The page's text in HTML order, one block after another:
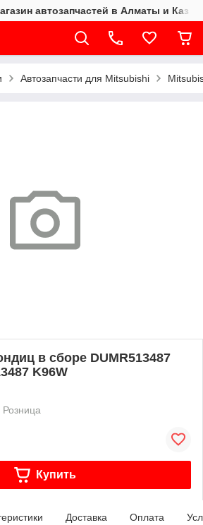
автозапчастей в Алматы и
Автозапчасти для Mitsubishi
в сборе DUMR513487
K96W
Розница
Купить
Доставка Оплата